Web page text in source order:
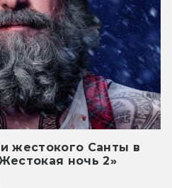
жестокого Санты в
ночь 2»